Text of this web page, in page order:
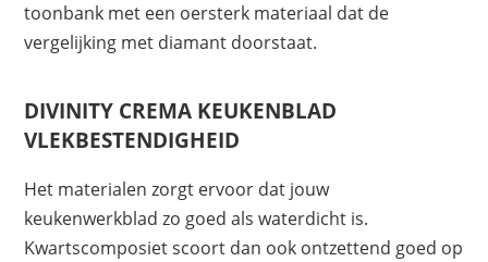
toonbank met een oersterk materiaal dat de
vergelijking met diamant doorstaat.
DIVINITY CREMA KEUKENBLAD
VLEKBESTENDIGHEID
Het materialen zorgt ervoor dat jouw
keukenwerkblad zo goed als waterdicht is.
Kwartscomposiet scoort dan ook ontzettend goed op